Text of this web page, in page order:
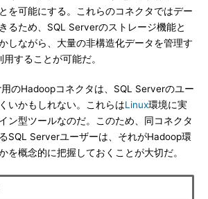
を可能にする。これらのコネクタではデー
るため、SQL Serverのストレージ機能と
しながら、大量の非構造化データを管理す
することが可能だ。
のHadoopコネクタは、SQL Serverのユー
いかもしれない。これらはLinux環境に実
ン型ツールなのだ。このため、同コネクタ
SQL Serverユーザーは、それがHadoop環
を概念的に把握しておくことが大切だ。